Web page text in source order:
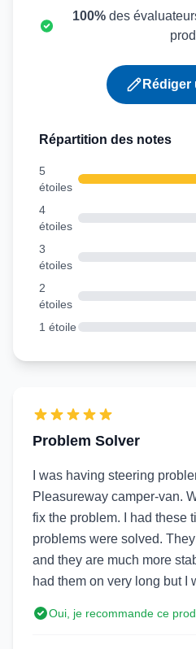
100% des
Rédiger
Répartition des notes
5
étoiles
4
étoiles
3
étoiles
2
étoiles
1 étoile
Problem Solver
I was having steering
Pleasureway camper-van.
fix the problem. I had these
problems were solved.
and they are much more
had them on very long but I
Oui, je recommande ce